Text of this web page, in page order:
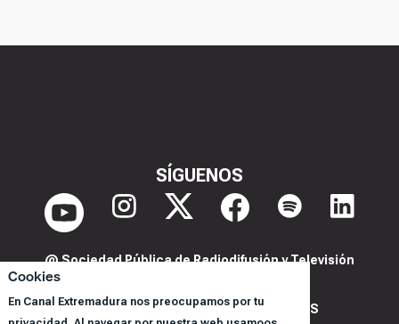
Cookies
En Canal Extremadura nos preocupamos por tu
SÍGUENOS
@ Sociedad Pública de Radiodifusión y Televisión
POLITICA DE PRIVACIDAD Y COOKIES